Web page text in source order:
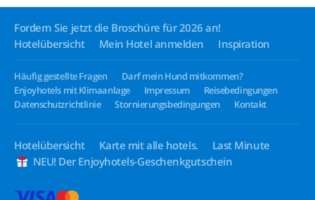
Fordern Sie jetzt die Broschüre für 2026 an!
Hotelübersicht
Mein Hotel anmelden Inspiration
Häufig gestellte Fragen
Darf mein Hund mitkommen?
Enjoyhotels mit Klimaanlage
Impressum
Reisebedingungen
Datenschutzrichtlinie
Stornierungsbedingungen Kontakt
Hotelübersicht Karte mit alle hotels.
Last Minute
NEU! Der Enjoyhotels-Geschenkgutschein